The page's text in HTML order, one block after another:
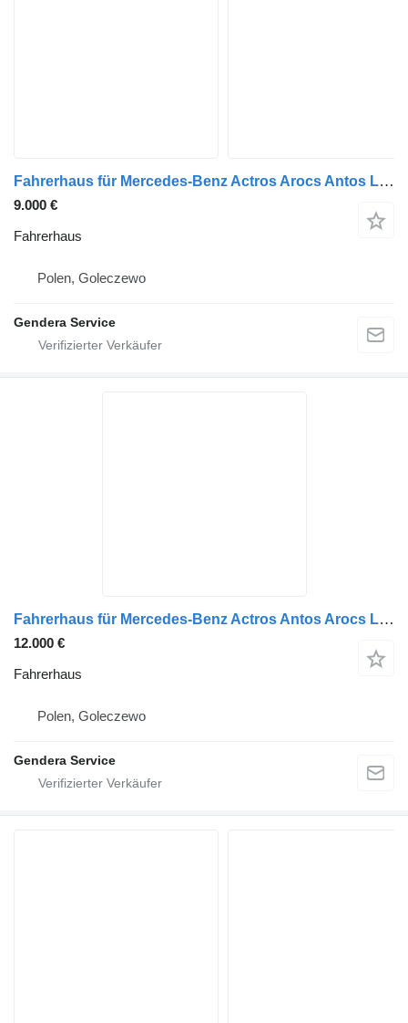
Fahrerhaus für Mercedes-Benz Actros Arocs Antos LKW
9.000 €
Fahrerhaus
Polen, Goleczewo
Gendera Service
Fahrerhaus für Mercedes-Benz Actros Antos Arocs Lohr LKW
12.000 €
Fahrerhaus
Polen, Goleczewo
Gendera Service